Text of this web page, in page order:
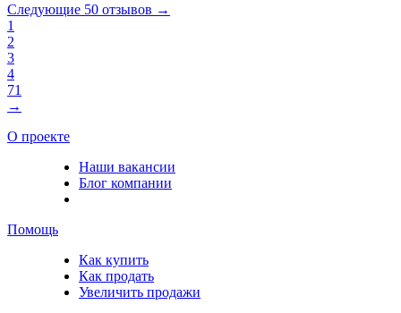
Следующие 50 отзывов →
1
2
3
4
71
→
О проекте
Наши вакансии
Блог компании
Помощь
Как купить
Как продать
Увеличить продажи